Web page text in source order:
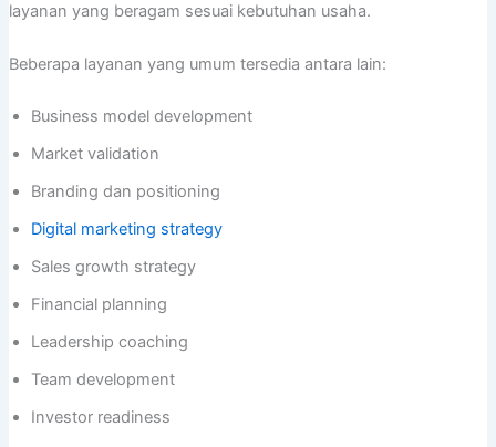
layanan yang beragam sesuai kebutuhan usaha.
Beberapa layanan yang umum tersedia antara lain:
Business model development
Market validation
Branding dan positioning
Digital marketing strategy
Sales growth strategy
Financial planning
Leadership coaching
Team development
Investor readiness